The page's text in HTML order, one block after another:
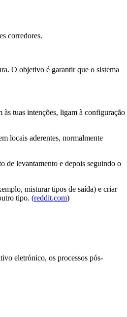
corredores.
O objetivo é garantir que o sistema
às tuas intenções, ligam à configuração
locais aderentes, normalmente
de levantamento e depois seguindo o
misturar tipos de saída) e criar
tipo. (reddit.com)
eletrónico, os processos pós-